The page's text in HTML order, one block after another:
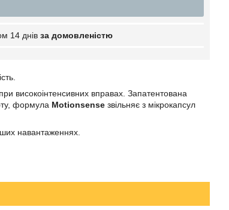
14 днів за домовленістю
високоінтенсивних вправах. Запатентована
формула Motionsense звільняє з мікрокапсул
навантаженнях.